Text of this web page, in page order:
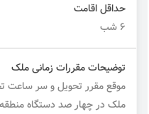
حداقل اقامت
6 شب
توضیحات مقررات زمانی ملک
موقع مقرر تحویل و سر ساعت
ملک در چهار صد دستگاه